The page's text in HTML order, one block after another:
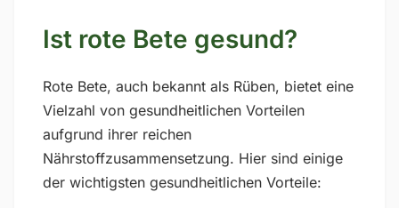
Ist rote Bete gesund?
Rote Bete, auch bekannt als Rüben, bietet eine
Vielzahl von gesundheitlichen Vorteilen
aufgrund ihrer reichen
Nährstoffzusammensetzung. Hier sind einige
der wichtigsten gesundheitlichen Vorteile: